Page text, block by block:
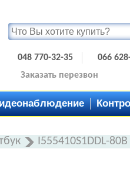
048 770-32-35 066
Заказать перезвон
I555410S1DDL-80B